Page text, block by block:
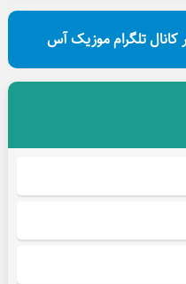
تلگرام موزیک آس